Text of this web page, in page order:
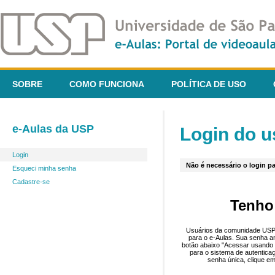
SOBRE COMO FUNCIONA POLÍTICA DE USO
e-Aulas da USP
Login
Esqueci minha senha
Cadastre-se
Login do
Não é necessário o login
Usuários da comunidade
para o e-Aulas. Sua senha
botão abaixo "Acessar
para o sistema de
senha única, clique